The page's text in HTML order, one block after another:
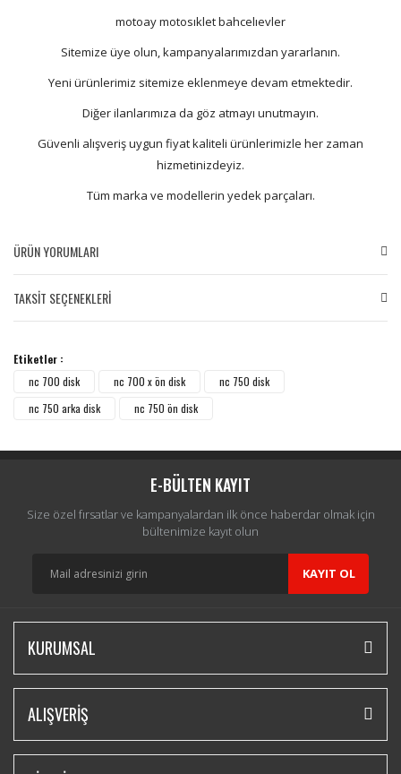
motoay motosıklet bahcelıevler
Sitemize üye olun, kampanyalarımızdan yararlanın.
Yeni ürünlerimiz sitemize eklenmeye devam etmektedir.
Diğer ilanlarımıza da göz atmayı unutmayın.
Güvenli alışveriş uygun fiyat kaliteli ürünlerimizle her zaman
hizmetinizdeyiz.
Tüm marka ve modellerin yedek parçaları.
ÜRÜN YORUMLARI
TAKSİT SEÇENEKLERİ
Etiketler :
nc 700 disk
nc 700 x ön disk
nc 750 disk
nc 750 arka disk
nc 750 ön disk
E-BÜLTEN KAYIT
Size özel fırsatlar ve kampanyalardan ilk önce haberdar olmak için
bültenimize kayıt olun
KAYIT OL
KURUMSAL
ALIŞVERİŞ